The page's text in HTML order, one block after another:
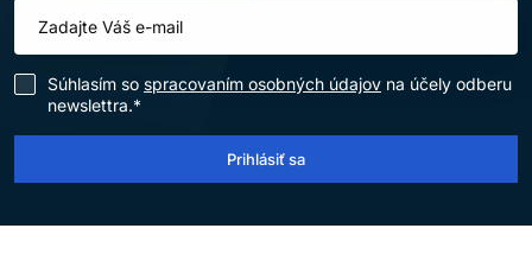
Súhlasím so spracovaním osobných údajov na účely odberu
newslettra.*
Prihlásiť sa